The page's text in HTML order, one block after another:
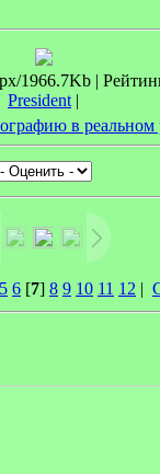
1966.7Kb |
President |
в реальном
5 6 [7] 8 9 10 11 12 |